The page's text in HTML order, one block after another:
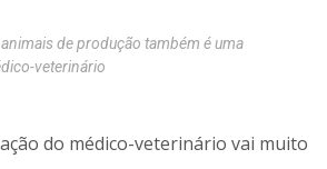
de produção também é uma
veterinário
do médico-veterinário vai muito